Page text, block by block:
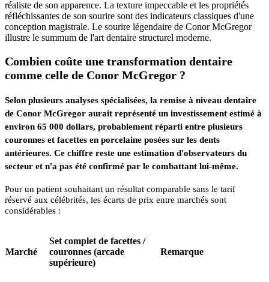
réaliste de son apparence. La texture impeccable et les propriétés
réfléchissantes de son sourire sont des indicateurs classiques d'une
conception magistrale. Le sourire légendaire de Conor McGregor
illustre le summum de l'art dentaire structurel moderne.
Combien coûte une transformation dentaire
comme celle de Conor McGregor ?
Selon plusieurs analyses spécialisées, la remise à niveau dentaire
de Conor McGregor aurait représenté un investissement estimé à
environ 65 000 dollars, probablement réparti entre plusieurs
couronnes et facettes en porcelaine posées sur les dents
antérieures. Ce chiffre reste une estimation d'observateurs du
secteur et n'a pas été confirmé par le combattant lui-même.
Pour un patient souhaitant un résultat comparable sans le tarif
réservé aux célébrités, les écarts de prix entre marchés sont
considérables :
Marché
Set complet de facettes /
couronnes (arcade
supérieure)
Remarque